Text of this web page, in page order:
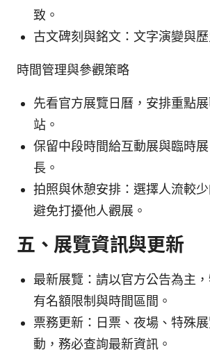
致。
古文碑刻與銘文：文字演變與歷
時間管理與參觀策略
先看官方展覽日曆，安排重點
站。
保留中段時間給互動展與臨時
長。
拍照與休憩安排：選擇人流較少
避免打擾他人觀展。
五、展覽資訊與更新
最新展覽：請以官方公告為主
有名額限制與時間區間。
票務更新：日票、夜場、特殊
動，務必查詢最新資訊。